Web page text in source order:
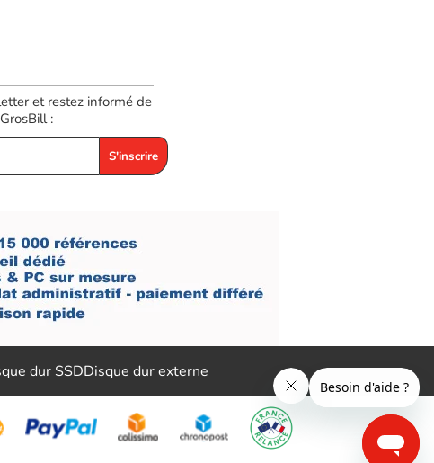
et restez informé de
:
S'inscrire
dur SSDDisque dur externe